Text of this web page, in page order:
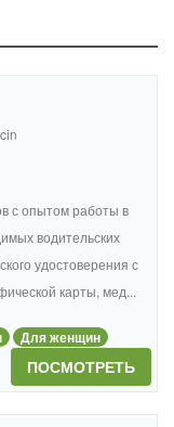
с опытом работы в
водительских
удостоверения с
карты, мед...
Для женщин
ПОСМОТРЕТЬ